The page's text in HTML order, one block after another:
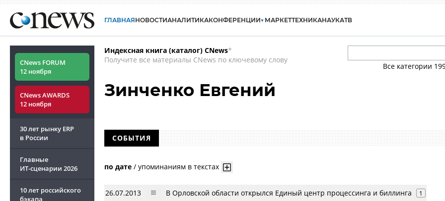
ГЛАВНАЯНОВОСТИАНАЛИТИКАКОНФЕРЕНЦИИ МАРКЕТТЕХНИКАНАУКАТВ
CNews FORUM
12 ноября
CNews AWARDS
12 ноября
30 лет рынку ERP
в России
Главные
ИТ-сценарии 2026
10 лет российского
бэкапа
Индексная книга (каталог) CNews*
Получите все материалы CNews по ключевому слову
Все категории
Зинченко Евгений
СОБЫТИЯ
по дате / упоминаниям в текстах
26.07.2013 В Орловской области открылся Единый центр процессинга и биллинга 1